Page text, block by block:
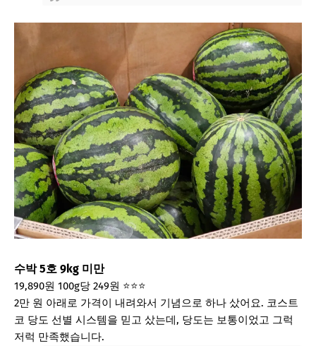
수박 5호 9kg 미만
19,890원 100g당 249원 ⭐⭐⭐
2만 원 아래로 가격이 내려와서 기념으로 하나 샀어요. 코스트
코 당도 선별 시스템을 믿고 샀는데, 당도는 보통이었고 그럭
저럭 만족했습니다.